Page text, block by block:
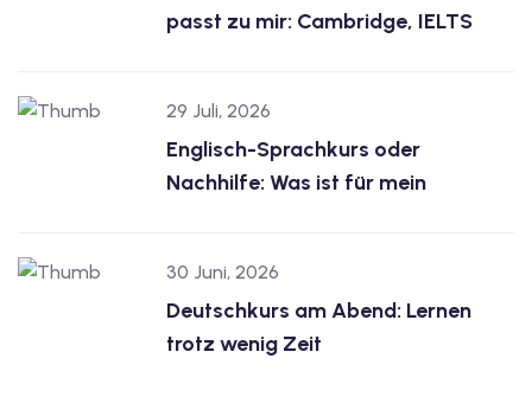
passt zu mir: Cambridge, IELTS
29 Juli, 2026
Englisch-Sprachkurs oder
Nachhilfe: Was ist für mein
30 Juni, 2026
Deutschkurs am Abend: Lernen
trotz wenig Zeit